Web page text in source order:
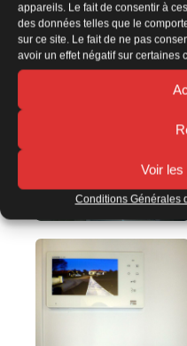
appareils. Le fait de consentir à
des données telles que le
sur ce site. Le fait de ne pas
avoir un effet négatif sur certaines
Voir les
Conditions Générales